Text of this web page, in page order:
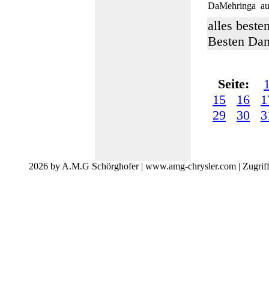
DaMehringa
alles
Besten
Seite:
15
16
29
30
2026 by A.M.G Schörghofer | www.amg-chrysler.com |